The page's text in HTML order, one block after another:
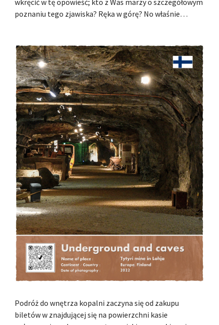
poznaniu tego zjawiska? Ręka w górę? No właśnie…
Podróż do wnętrza kopalni zaczyna się od zakupu
biletów w znajdującej się na powierzchni kasie